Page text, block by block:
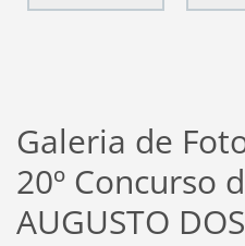
Galeria de
20º Concurso
AUGUSTO